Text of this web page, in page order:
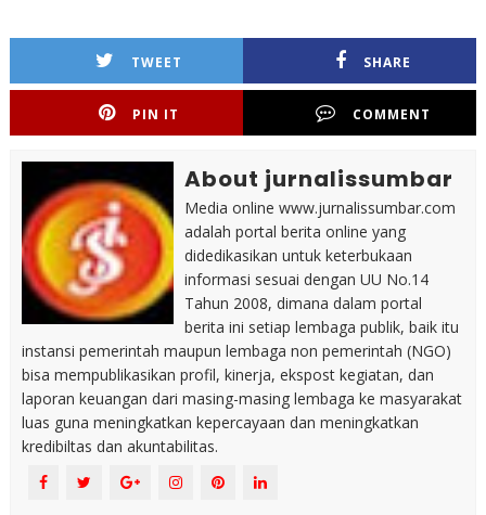
TWEET SHARE
PIN IT COMMENT
About jurnalissumbar
Media online www.jurnalissumbar.com
adalah portal berita online yang
didedikasikan untuk keterbukaan
informasi sesuai dengan UU No.14
Tahun 2008, dimana dalam portal
berita ini setiap lembaga publik, baik itu
instansi pemerintah maupun lembaga non pemerintah (NGO)
bisa mempublikasikan profil, kinerja, ekspost kegiatan, dan
laporan keuangan dari masing-masing lembaga ke masyarakat
luas guna meningkatkan kepercayaan dan meningkatkan
kredibiltas dan akuntabilitas.